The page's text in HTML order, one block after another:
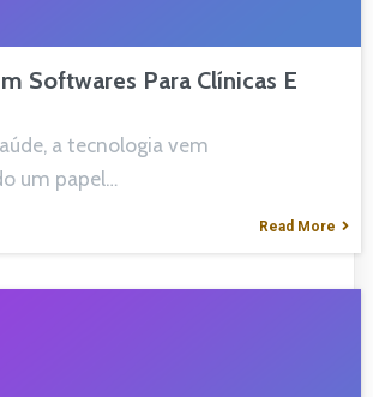
Softwares Para Clínicas E
a tecnologia vem
um papel…
Read More